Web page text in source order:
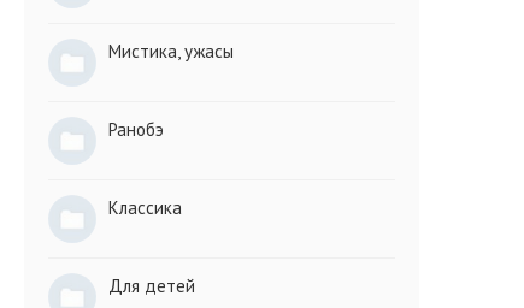
Мистика, ужасы
Ранобэ
Классика
Для детей